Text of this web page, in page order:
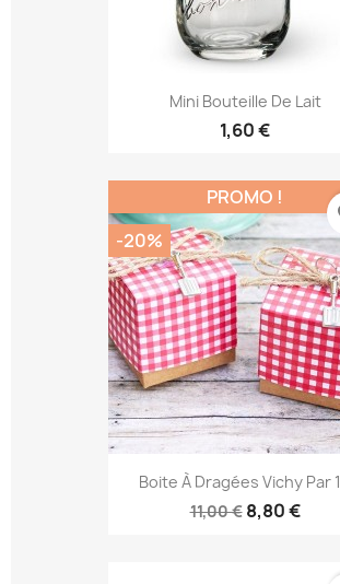
Mini Bouteille De Lait
1,60 €
Boite À Dragées Vichy Par
11,00 € 8,80 €
PROMO !
-20%